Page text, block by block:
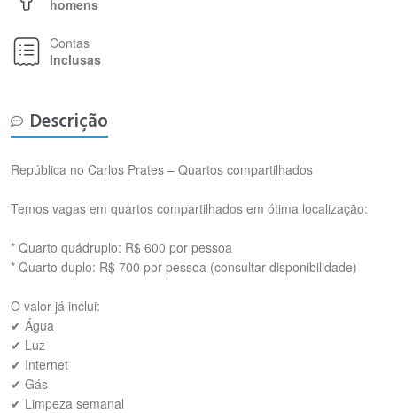
homens
Contas
Inclusas
Descrição
República no Carlos Prates – Quartos compartilhados
Temos vagas em quartos compartilhados em ótima localização:
* Quarto quádruplo: R$ 600 por pessoa
* Quarto duplo: R$ 700 por pessoa (consultar disponibilidade)
O valor já inclui:
✔ Água
✔ Luz
✔ Internet
✔ Gás
✔ Limpeza semanal